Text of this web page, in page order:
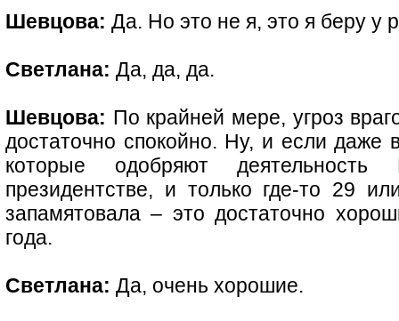
Шевцова: Да. Но это не я, это я беру у
Светлана: Да, да, да.
Шевцова: По крайней мере, угроз
достаточно спокойно. Ну, и если даже
которые одобряют
президентстве, и только где-то 29
запамятовала – это достаточно
года.
Светлана: Да, очень хорошие.